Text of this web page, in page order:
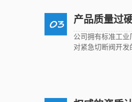
产品质量过
公司拥有标准工
对紧急切断阀开发